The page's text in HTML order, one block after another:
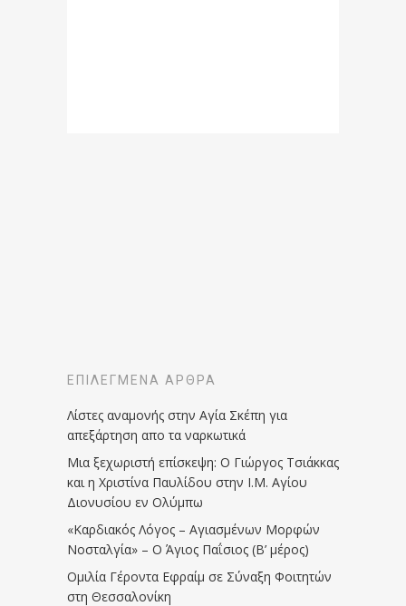
ΕΠΙΛΕΓΜΈΝΑ ΆΡΘΡΑ
Λίστες αναμονής στην Αγία Σκέπη για
απεξάρτηση απο τα ναρκωτικά
Μια ξεχωριστή επίσκεψη: Ο Γιώργος Τσιάκκας
και η Χριστίνα Παυλίδου στην Ι.Μ. Αγίου
Διονυσίου εν Ολύμπω
«Καρδιακός Λόγος – Αγιασμένων Μορφών
Νοσταλγία» – Ο Άγιος Παΐσιος (Β’ μέρος)
Ομιλία Γέροντα Εφραίμ σε Σύναξη Φοιτητών
στη Θεσσαλονίκη